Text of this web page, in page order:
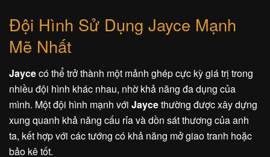
Đội Hình Sử Dụng Jayce Mạnh
Mẽ Nhất
Jaycecó thể trở thành một mảnh ghép cực kỳ giá trị trong
nhiều đội hình khác nhau, nhờ khả năng đa dụng của
mình. Một đội hình mạnh với Jaycethường được xây dựng
xung quanh khả năng cấu rỉa và dồn sát thương của anh
ta, kết hợp với các tướng có khả năng mở giao tranh hoặc
bảo kê tốt.